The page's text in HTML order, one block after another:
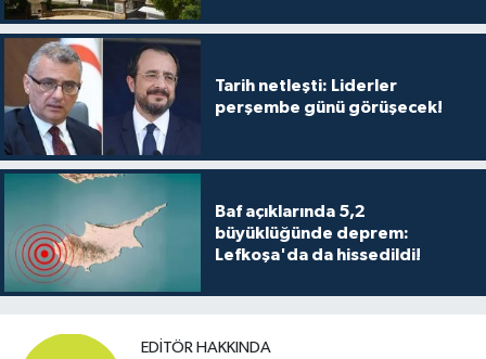
Tarih netleşti: Liderler
perşembe günü görüşecek!
Baf açıklarında 5,2
büyüklüğünde deprem:
Lefkoşa'da da hissedildi!
EDITÖR HAKKINDA